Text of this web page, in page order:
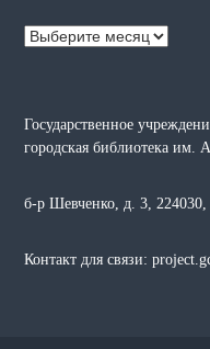
А
в
Государственное
городская библиотека
б-р Шевченко, д. 3, 224030,
Контакт для связи: